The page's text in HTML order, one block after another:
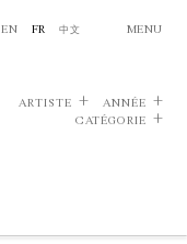
EN FR 中文 MENU
ARTISTE
ANNÉE
CATÉGORIE